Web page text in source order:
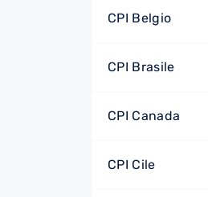
CPI Belgio
CPI Brasile
CPI Canada
CPI Cile